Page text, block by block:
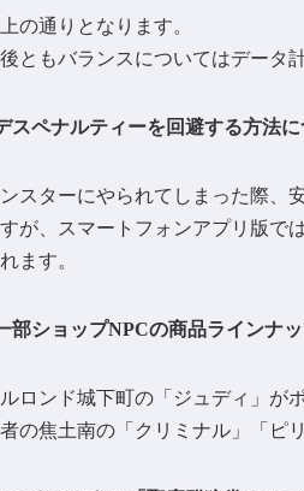
の通りとなります。
ともバランスについてはデータ
スペナルティーを回避する方法
スターにやられてしまった際、
すが、スマートフォンアプリ版で
ます。
部ショップNPCの商品ラインナ
ロンド城下町の「ジュディ」が
の焦土南の「クリミナル」「ピ